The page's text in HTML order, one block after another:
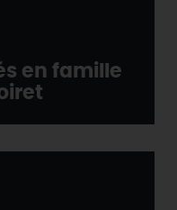
en famille